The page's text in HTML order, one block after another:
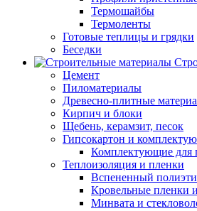
Термошайбы
Термоленты
Готовые теплицы и грядки
Беседки
Цемент
Пиломатериалы
Древесно-плитные
Кирпич и блоки
Щебень, керамзит, песок
Гипсокартон и
Комплектующие для
Теплоизоляция и пленки
Вспененный
Кровельные пленки
Минвата и